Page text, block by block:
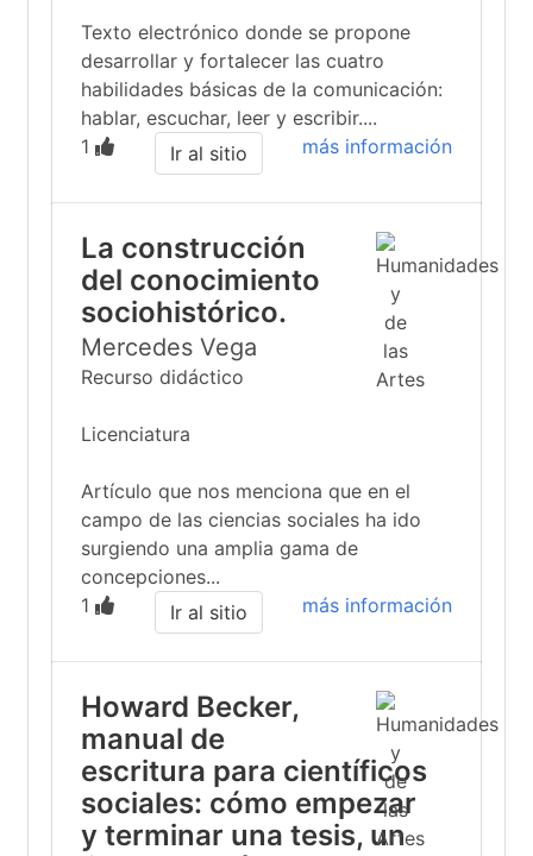
Texto electrónico donde se propone
desarrollar y fortalecer las cuatro
habilidades básicas de la comunicación:
hablar, escuchar, leer y escribir....
1
más información
Ir al sitio
La construcción
del conocimiento
sociohistórico.
Mercedes Vega
Recurso didáctico
Licenciatura
Artículo que nos menciona que en el
campo de las ciencias sociales ha ido
surgiendo una amplia gama de
concepciones...
1
más información
Ir al sitio
Howard Becker,
manual de
escritura para científicos
sociales: cómo empezar
y terminar una tesis, un